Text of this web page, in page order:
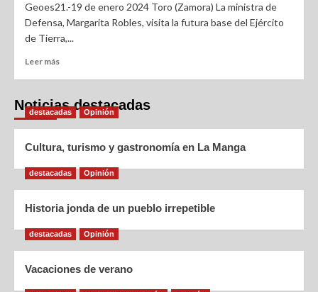
Geoes21.-19 de enero 2024 Toro (Zamora) La ministra de
Defensa, Margarita Robles, visita la futura base del Ejército
de Tierra,...
Leer más
Noticias destacadas
destacadas Opinión
Cultura, turismo y gastronomía en La Manga
destacadas Opinión
Historia jonda de un pueblo irrepetible
destacadas Opinión
Vacaciones de verano